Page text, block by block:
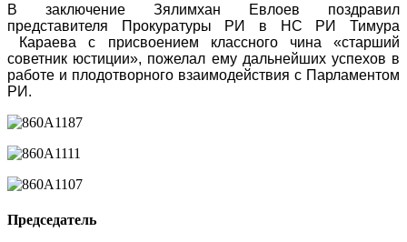
В заключение Зялимхан Евлоев поздравил
представителя Прокуратуры РИ в НС РИ Тимура
Караева с присвоением классного чина «старший
советник юстиции», пожелал ему дальнейших успехов в
работе и плодотворного взаимодействия с Парламентом
РИ.
Председатель